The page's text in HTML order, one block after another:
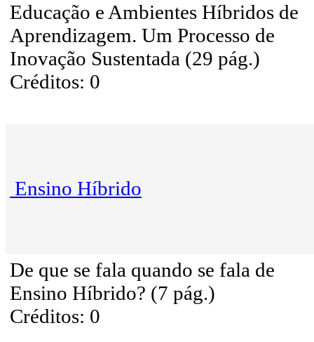
Educação e Ambientes Híbridos de
Aprendizagem. Um Processo de
Inovação Sustentada (29 pág.)
Créditos: 0
Ensino Híbrido
De que se fala quando se fala de
Ensino Híbrido? (7 pág.)
Créditos: 0